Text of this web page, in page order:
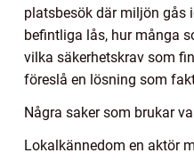
platsbesök där miljön gås
befintliga lås, hur många
vilka säkerhetskrav som
föreslå en lösning som
Några saker som brukar
Lokalkännedom en aktör